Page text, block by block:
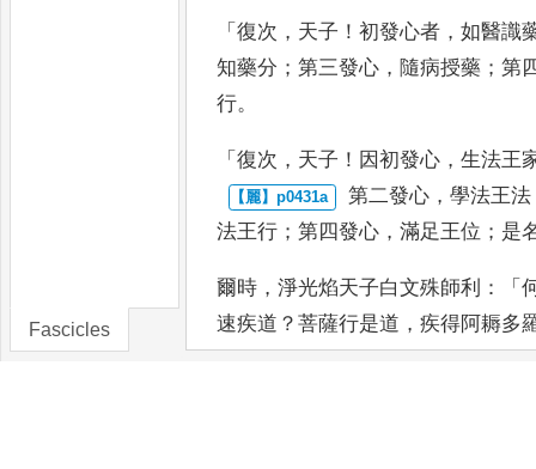
Fascicles
「復次 ， 天子 ！初發心者 ，如醫識
知藥分 ；第三發心 ， 隨病授藥 ；第
行。
「復次 ， 天子 ！ 因初發心 ，生法王
第二發心 ，學法王法
法王行 ；第四發心 ，滿足王位 ； 是
爾時 ，淨光焰天子白文殊師利 ：「
速疾道 ？菩薩行是道 ，疾得阿耨多